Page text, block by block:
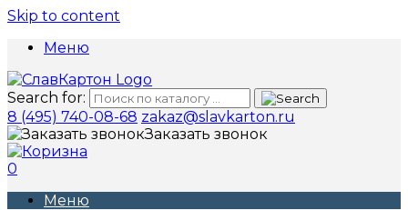
Skip to content
Меню
Search for:
8 (495) 740-08-68 zakaz@slavkarton.ru
Заказать звонок
0
Меню